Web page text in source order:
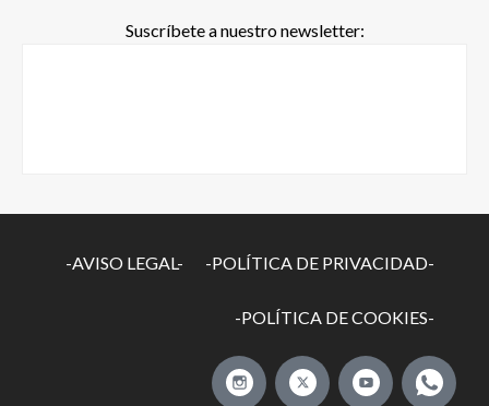
Suscríbete a nuestro newsletter:
-AVISO LEGAL- -POLÍTICA DE PRIVACIDAD-
-POLÍTICA DE COOKIES-